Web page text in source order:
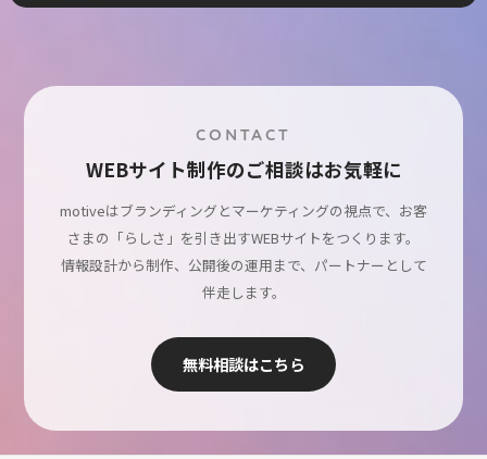
CONTACT
WEBサイト制作のご相談はお気軽に
motiveはブランディングとマーケティングの視点で、お客
さまの「らしさ」を引き出すWEBサイトをつくります。
情報設計から制作、公開後の運用まで、パートナーとして
伴走します。
無料相談はこちら